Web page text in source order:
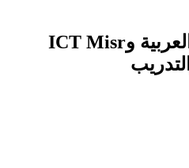
تعاون بين الأكاديمية العربية وICT Misr